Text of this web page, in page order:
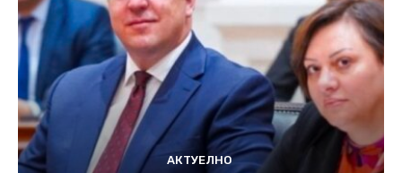
АКТУЕЛНО